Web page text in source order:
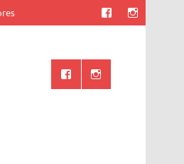
UANL